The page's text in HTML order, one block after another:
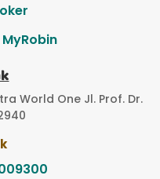
World One Jl. Prof. Dr.